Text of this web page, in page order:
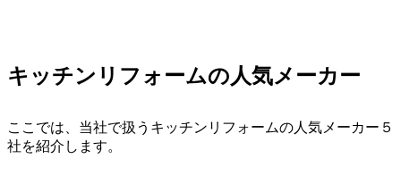
キッチンリフォームの人気メーカー
ここでは、当社で扱うキッチンリフォームの人気メーカー５
社を紹介します。